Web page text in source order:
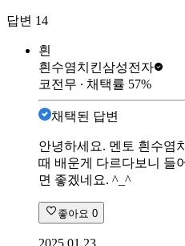
답변 14
흰
흰수염치킨삼성전자
코전무 ∙ 채택률 57%
채택된 답변
안녕하세요. 멘토 흰수염
때 배운게 다르다보니 들
면 좋겠네요. ^_^
좋아요 0
2025.01.23